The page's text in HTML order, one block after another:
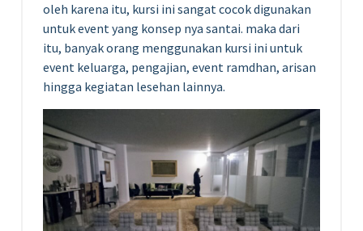
oleh karena itu, kursi ini sangat cocok digunakan
untuk event yang konsep nya santai. maka dari
itu, banyak orang menggunakan kursi ini untuk
event keluarga, pengajian, event ramdhan, arisan
hingga kegiatan lesehan lainnya.